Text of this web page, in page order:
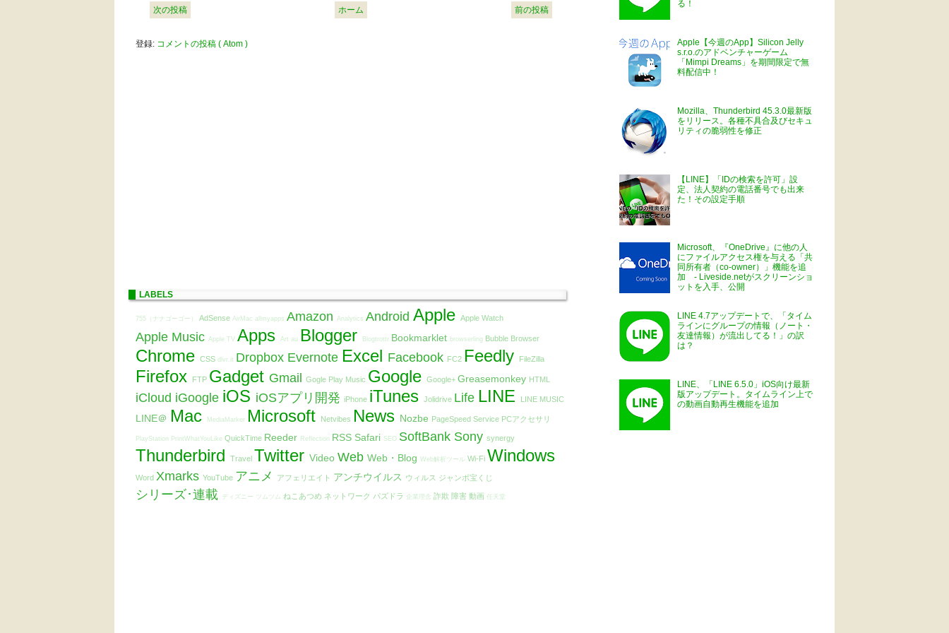
次の投稿 前の投稿
ホーム
登録: コメントの投稿 ( Atom )
LABELS
755（ナナゴーゴー） AdSense AirMac allmyapps Amazon Analytics Android Apple Apple Watch
Apple Music Apple TV Apps Art au Blogger Blogtrottr Bookmarklet browserling Bubble Browser
Chrome CSS dlvr.it Dropbox Evernote Excel Facebook FC2 Feedly FileZilla
Firefox FTP Gadget Gmail Gogle Play Music Google Google+ Greasemonkey HTML
iCloud iGoogle iOS iOSアプリ開発 iPhone iTunes Jolidrive Life LINE LINE MUSIC
LINE＠ Mac MediaMarker Microsoft Netvibes News Nozbe PageSpeed Service PCアクセサリ
PlayStation PrintWhatYouLike QuickTime Reeder Reflection RSS Safari SEO SoftBank Sony synergy
Thunderbird Travel Twitter Video Web Web・Blog Web解析ツール Wi-Fi Windows
Word Xmarks YouTube アニメ アフェリエイト アンチウイルス ウィルス ジャンボ宝くじ
シリーズ･連載 ディズニー ツムツム ねこあつめ ネットワーク パズドラ 企業理念 詐欺 障害 動画 任天堂
る！
Apple【今週のApp】Silicon Jelly
s.r.o.のアドベンチャーゲーム
「Mimpi Dreams」を期間限定で無
料配信中！
Mozilla、Thunderbird 45.3.0最新版
をリリース。各種不具合及びセキュ
リティの脆弱性を修正
【LINE】「IDの検索を許可」設
定、法人契約の電話番号でも出来
た！その設定手順
Microsoft、『OneDrive』に他の人
にファイルアクセス権を与える「共
同所有者（co-owner）」機能を追
加 - Liveside.netがスクリーンショ
ットを入手、公開
LINE 4.7アップデートで、「タイム
ラインにグループの情報（ノート・
友達情報）が流出してる！」の訳
は？
LINE、「LINE 6.5.0」iOS向け最新
版アップデート。タイムライン上で
の動画自動再生機能を追加